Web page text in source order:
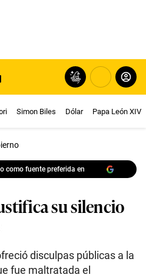
Simon Biles Dólar Papa León XIV
como fuente preferida en
su silencio
disculpas públicas a la
fue maltratada el